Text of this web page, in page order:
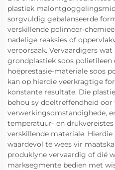
plastiek
sorgvuldig gebalanseerde
verskillende polimeer-
nadelige reaksies of
veroorsaak. Vervaardigers wat
grondplastiek soos
hoëprestasie-materiale soos
kan op hierdie veerkragtige
konstante resultate. Die
behou sy doeltreffendheid oor
verwerkingsomstandighede,
temperatuur- en
verskillende materiale. Hierdie
waardevol te wees vir
produklyne vervaardig of dié
marksegmente bedien met